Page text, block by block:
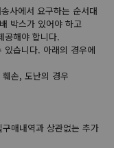
사에서 요구하는 순서대
박스가 있어야 하고
공해야 합니다.
있습니다. 아래의 경우에
손, 도난의 경우
매내역과 상관없는 추가